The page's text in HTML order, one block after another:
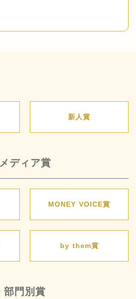
新人賞
メディア賞
MONEY VOICE賞
by them賞
部門別賞